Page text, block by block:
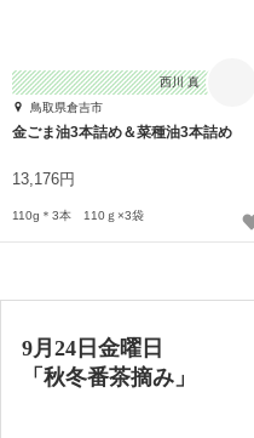
西川 真
鳥取県倉吉市
金ごま油3本詰め＆菜種油3本詰め
13,176円
110g＊3本 110ｇ×3袋
9月24日金曜日
「 秋冬番茶摘み 」